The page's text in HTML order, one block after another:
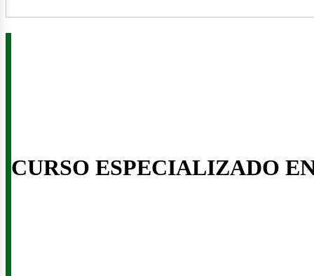
CURSO ESPECIALIZADO